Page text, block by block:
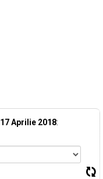
17 Aprilie 2018: